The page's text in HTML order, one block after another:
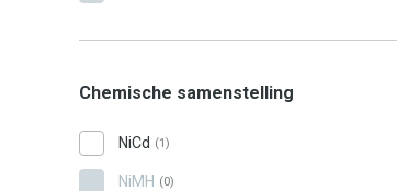
Chemische samenstelling
NiCd (1)
NiMH (0)